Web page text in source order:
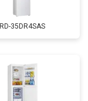
RD-35DR4SAS